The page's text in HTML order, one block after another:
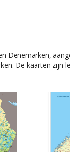
Denemarken,
De kaarten zijn